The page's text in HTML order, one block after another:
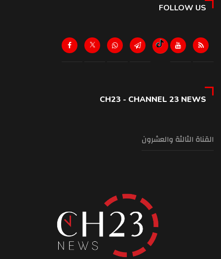
FOLLOW US
CH23 - CHANNEL 23 NEWS
القناة الثالثة والعشرون